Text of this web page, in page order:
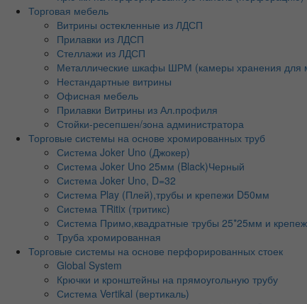
Торговая мебель
Витрины остекленные из ЛДСП
Прилавки из ЛДСП
Стеллажи из ЛДСП
Металлические шкафы ШРМ (камеры хранения для
Нестандартные витрины
Офисная мебель
Прилавки Витрины из Ал.профиля
Стойки-ресепшен/зона администратора
Торговые системы на основе хромированных труб
Система Joker Uno (Джокер)
Система Joker Uno 25мм (Black)Черный
Система Joker Uno, D=32
Система Play (Плей),трубы и крепежи D50мм
Система TRitix (тритикс)
Система Примо,квадратные трубы 25*25мм и
Труба хромированная
Торговые системы на основе перфорированных стоек
Global System
Крючки и кронштейны на прямоугольную трубу
Система Vertikal (вертикаль)